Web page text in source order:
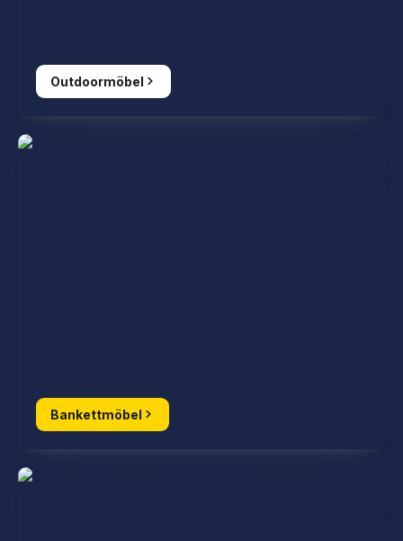
Outdoormöbel
Bankettmöbel
Bankettmöbel
Konferenzmöbel